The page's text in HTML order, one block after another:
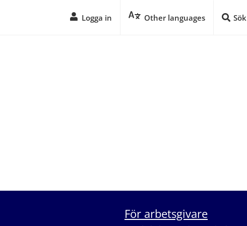
Logga in Other languages Sök
För arbetsgivare